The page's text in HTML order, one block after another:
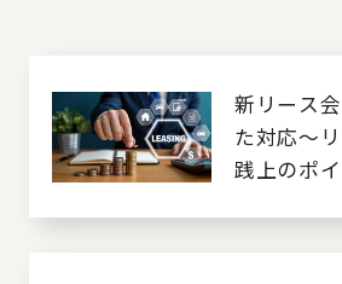
新リース
た対応～
践上のポ